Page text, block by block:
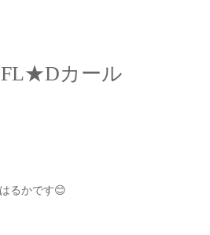
FL★Dカール
るかです😊